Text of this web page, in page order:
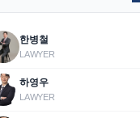
한병철
LAWYER
하영우
LAWYER